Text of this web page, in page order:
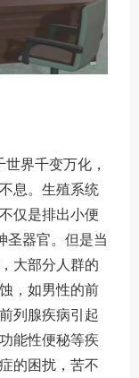
界千变万化，
息。生殖系统
仅是排出小便
圣器官。但是当
大部分人群的
，如男性的前
列腺疾病引起
能性便秘等疾
的困扰，苦不